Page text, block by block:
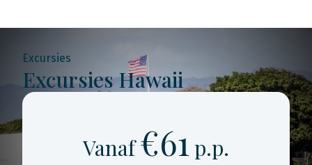
Excursies
Excursies Hawaii
Vanaf€61 p.p.